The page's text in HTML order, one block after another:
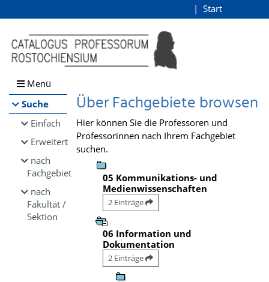
Browsen
direkt zum Inhalt
Start
Menü
Suche
Einfach
Erweitert
nach
Fachgebiet
nach
Fakultät /
Sektion
Über Fachgebiete browsen
Hier können Sie die Professoren und
Professorinnen nach Ihrem Fachgebiet
suchen.
05 Kommunikations- und
Medienwissenschaften
2 Einträge
06 Information und
Dokumentation
2 Einträge